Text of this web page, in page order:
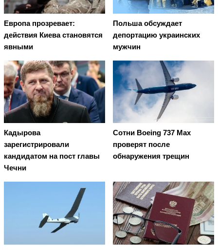
Европа прозревает:
действия Киева становятся
явными
Польша обсуждает
депортацию украинских
мужчин
Кадырова
зарегистрировали
кандидатом на пост главы
Чечни
Сотни Boeing 737 Max
проверят после
обнаружения трещин